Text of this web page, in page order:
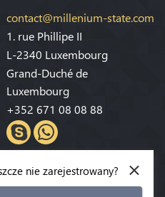
contact@millenium-state.com
1. rue Phillipe II
L-2340 Luxembourg
Grand-Duché de
Luxembourg
+352 671 08 08 88
×
nie zarejestrowany?